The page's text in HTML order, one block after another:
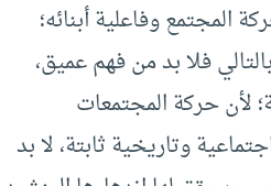
المجتمع وفاعلية أبنائه؛
فلا بد من فهم عميق،
لأن حركة المجتمعات
وتاريخية ثابتة، لا بد